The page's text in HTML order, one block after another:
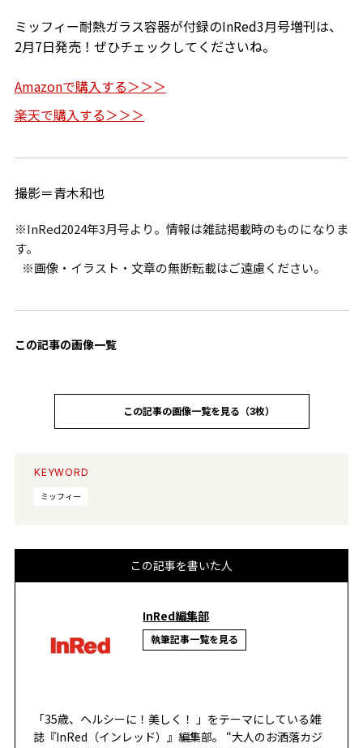
ミッフィー耐熱ガラス容器が付録のInRed3月号増刊は、
2月7日発売！ぜひチェックしてくださいね。
Amazonで購入する＞＞＞
楽天で購入する＞＞＞
撮影＝青木和也
※InRed2024年3月号より。情報は雑誌掲載時のものになりま
す。
※画像・イラスト・文章の無断転載はご遠慮ください。
この記事の画像一覧
この記事の画像一覧を見る（3枚）
KEYWORD
ミッフィー
この記事を書いた人
InRed編集部
執筆記事一覧を見る
「35歳、ヘルシーに！美しく！ 」をテーマにしている雑
誌『InRed（インレッド）』編集部。 “大人のお洒落カジ